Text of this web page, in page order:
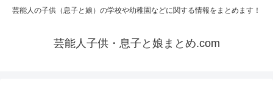
芸能人の子供（息子と娘）の学校や幼稚園などに関する情報をまとめます！
芸能人子供・息子と娘まとめ.com